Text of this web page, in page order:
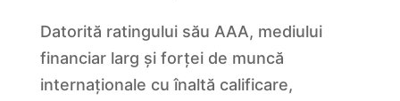
Datorită ratingului său AAA, mediului
financiar larg și forței de muncă
internaționale cu înaltă calificare,